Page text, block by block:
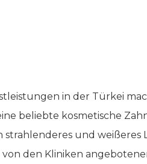
in der Türkei
beliebte kosmetische
und
den Kliniken